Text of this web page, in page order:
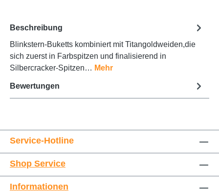
Beschreibung
Blinkstern-Buketts kombiniert mit Titangoldweiden,die
sich zuerst in Farbspitzen und finalisierend in
Silbercracker-Spitzen… Mehr
Bewertungen
Service-Hotline
Shop Service
Informationen